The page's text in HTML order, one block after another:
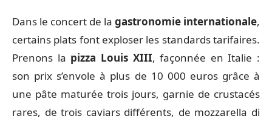
Dans le concert de la gastronomie internationale,
certains plats font exploser les standards tarifaires.
Prenons la pizza Louis XIII, façonnée en Italie :
son prix s’envole à plus de 10 000 euros grâce à
une pâte maturée trois jours, garnie de crustacés
rares, de trois caviars différents, de mozzarella di